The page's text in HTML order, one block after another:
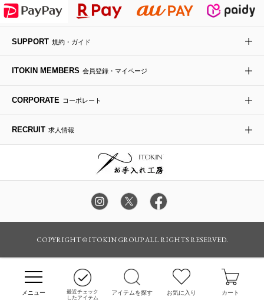
最近チェック
したアイテム
アイテムを探す お気に入り カート
デニムジャケット
ダウンジャケット・コート
手袋
チャーム・ストラップ
その他のグッズ・小物
ボディバッグ・メッセンジャーバッグ
トラベルバッグ
ローファー
ドレスシューズ
ラナンキュラス
ポプリアレンジ＆フレグランス
SUPPORT 規約・ガイド
ITOKIN MEMBERS 会員登録・マイページ
CORPORATE コーポレート
RECRUIT 求人情報
COPYRIGHT © ITOKIN GROUP ALL RIGHTS RESERVED.